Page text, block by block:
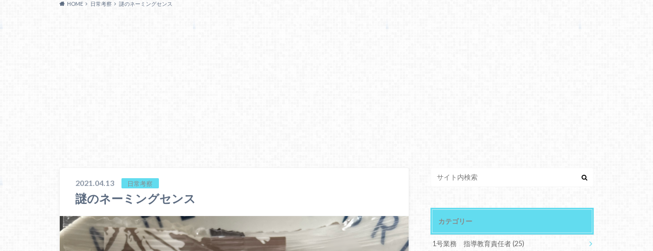
HOME 日常考察 謎のネーミングセンス
2021.04.13 日常考察
謎のネーミングセンス
カテゴリー
1号業務 指導教育責任者(25)